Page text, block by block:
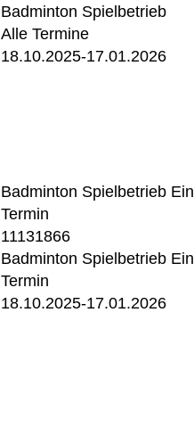
Badminton Spielbetrieb
Alle Termine
18.10.2025-17.01.2026
Badminton Spielbetrieb Ein
Termin
11131866
Badminton Spielbetrieb Ein
Termin
18.10.2025-17.01.2026